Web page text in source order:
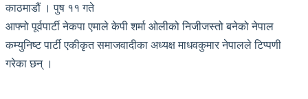
काठमाडौं । पुष ११ गते
आफ्नो पूर्वपार्टी नेकपा एमाले केपी शर्मा ओलीको निजीजस्तो बनेको नेपाल
कम्युनिष्ट पार्टी एकीकृत समाजवादीका अध्यक्ष माधवकुमार नेपालले टिप्पणी
गरेका छन् ।